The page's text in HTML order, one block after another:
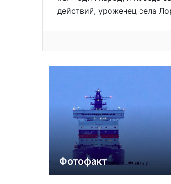
действий, уроженец села
Фотофакт